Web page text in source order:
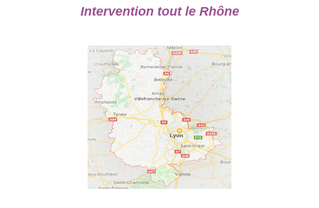
Intervention tout le Rhône